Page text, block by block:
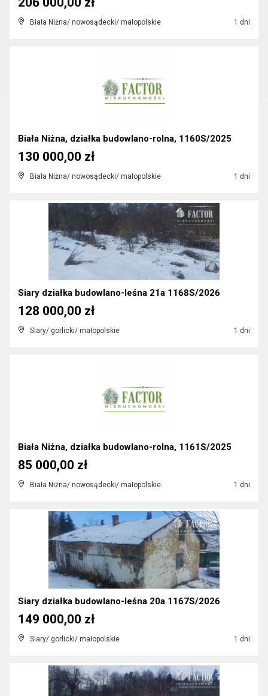
Biała Niżna/ nowosądecki/ małopolskie 1 dni
Biała Niżna, działka budowlano-rolna, 1160S/2025
Biała Niżna/ nowosądecki/ małopolskie 1 dni
130 000,00 zł
Siary działka budowlano-leśna 21a 1168S/2026
Siary/ gorlicki/ małopolskie 1 dni
128 000,00 zł
Biała Niżna, działka budowlano-rolna, 1161S/2025
Biała Niżna/ nowosądecki/ małopolskie 1 dni
85 000,00 zł
Siary działka budowlano-leśna 20a 1167S/2026
Siary/ gorlicki/ małopolskie 1 dni
149 000,00 zł